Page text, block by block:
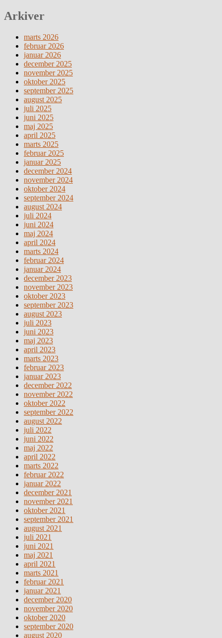
Arkiver
marts 2026
februar 2026
januar 2026
december 2025
november 2025
oktober 2025
september 2025
august 2025
juli 2025
juni 2025
maj 2025
april 2025
marts 2025
februar 2025
januar 2025
december 2024
november 2024
oktober 2024
september 2024
august 2024
juli 2024
juni 2024
maj 2024
april 2024
marts 2024
februar 2024
januar 2024
december 2023
november 2023
oktober 2023
september 2023
august 2023
juli 2023
juni 2023
maj 2023
april 2023
marts 2023
februar 2023
januar 2023
december 2022
november 2022
oktober 2022
september 2022
august 2022
juli 2022
juni 2022
maj 2022
april 2022
marts 2022
februar 2022
januar 2022
december 2021
november 2021
oktober 2021
september 2021
august 2021
juli 2021
juni 2021
maj 2021
april 2021
marts 2021
februar 2021
januar 2021
december 2020
november 2020
oktober 2020
september 2020
august 2020